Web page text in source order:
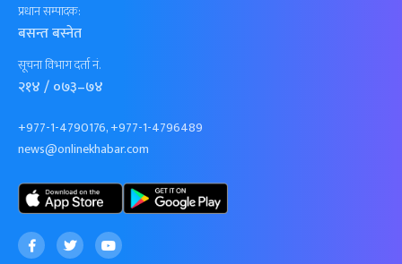
प्रधान सम्पादक:
बसन्त बस्नेत
सूचना विभाग दर्ता नं.
२१४ / ०७३–७४
+977-1-4790176, +977-1-4796489
news@onlinekhabar.com